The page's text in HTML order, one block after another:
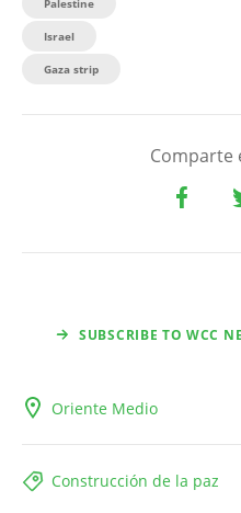
Israel
Gaza strip
Comparte
SUBSCRIBE TO WCC
Oriente Medio
Construcción de la paz